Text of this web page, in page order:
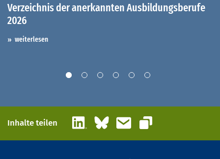
Verzeichnis der anerkannten Ausbildungsberufe
2026
weiterlesen
Inhalte teilen LinkedInBlueskyE-Mail
Link kopieren